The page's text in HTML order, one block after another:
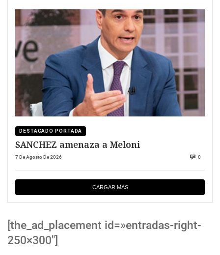
DESTACADO PORTADA
SANCHEZ amenaza a Meloni
7 De Agosto De 2026 0
CARGAR MÁS
[the_ad_placement id=»entradas-right-
250×300″]